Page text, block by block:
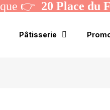
👉 20 Place du
Pâtisserie